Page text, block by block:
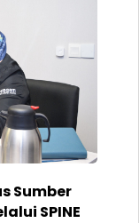
Sumber
SPINE